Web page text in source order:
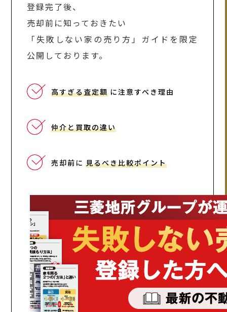
登録完了後、
売却前に知っておきたい
「失敗しない家の売り方」ガイドを限定
公開しております。
高すぎる査定額 に注意すべき理由
仲介と買取の違い
売却前に 見るべき比較ポイント